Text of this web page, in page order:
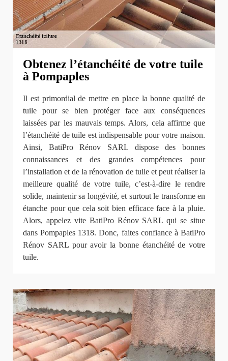
Obtenez l’étanchéité de votre tuile
à Pompaples
Il est primordial de mettre en place la bonne qualité de
tuile pour se bien protéger face aux conséquences
laissées par les mauvais temps. Alors, cela affirme que
l’étanchéité de tuile est indispensable pour votre maison.
Ainsi, BatiPro Rénov SARL dispose des bonnes
connaissances et des grandes compétences pour
l’installation et de la rénovation de tuile et peut réaliser la
meilleure qualité de votre tuile, c’est-à-dire le rendre
solide, maintenir sa longévité, et surtout le transforme en
étanche pour que cela soit bien efficace face à la pluie.
Alors, appelez vite BatiPro Rénov SARL qui se situe
dans Pompaples 1318. Donc, faites confiance à BatiPro
Rénov SARL pour avoir la bonne étanchéité de votre
tuile.